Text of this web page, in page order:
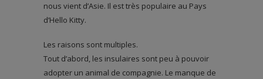
nous vient d’Asie. Il est très populaire au Pays
d’Hello Kitty.
Les raisons sont multiples.
Tout d’abord, les insulaires sont peu à pouvoir
adopter un animal de compagnie. Le manque de